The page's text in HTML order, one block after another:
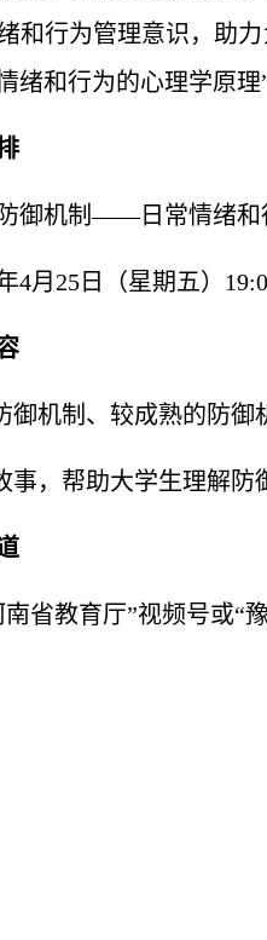
和行为管理意识，助
和行为的心理学原理
御机制——日常情绪和
4月25日（星期五）
御机制、较成熟的防御
事，帮助大学生理解防
省教育厅”视频号或“